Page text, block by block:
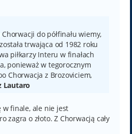
do półfinału wiemy,
trwająca od 1982 roku
piłkarzy Interu w finałach
ponieważ w tegorocznym
Chorwacja z Brozoviciem,
Lautaro
finale, ale nie jest
zagra o złoto. Z Chorwacją cały